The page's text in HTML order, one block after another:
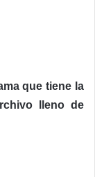
que tiene la
lleno de